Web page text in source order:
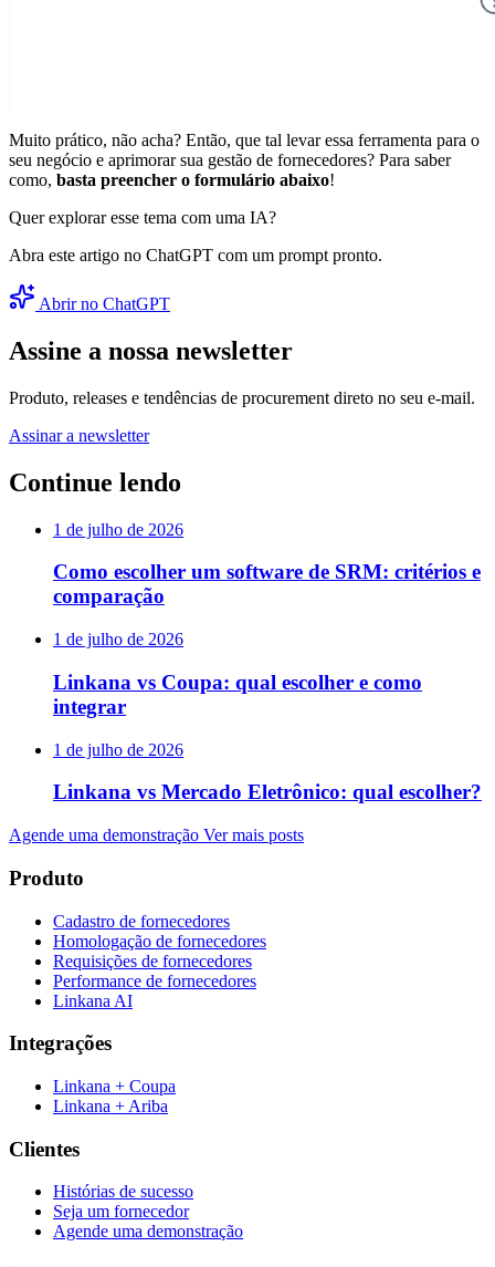
Muito prático, não acha? Então, que tal levar essa ferramenta para o
seu negócio e aprimorar sua gestão de fornecedores? Para saber
como, basta preencher o formulário abaixo!
Quer explorar esse tema com uma IA?
Abra este artigo no ChatGPT com um prompt pronto.
Abrir no ChatGPT
Assine a nossa newsletter
Produto, releases e tendências de procurement direto no seu e-mail.
Assinar a newsletter
Continue lendo
1 de julho de 2026
Como escolher um software de SRM: critérios e
comparação
1 de julho de 2026
Linkana vs Coupa: qual escolher e como
integrar
1 de julho de 2026
Linkana vs Mercado Eletrônico: qual escolher?
Agende uma demonstração Ver mais posts
Produto
Cadastro de fornecedores
Homologação de fornecedores
Requisições de fornecedores
Performance de fornecedores
Linkana AI
Integrações
Linkana + Coupa
Linkana + Ariba
Clientes
Histórias de sucesso
Seja um fornecedor
Agende uma demonstração